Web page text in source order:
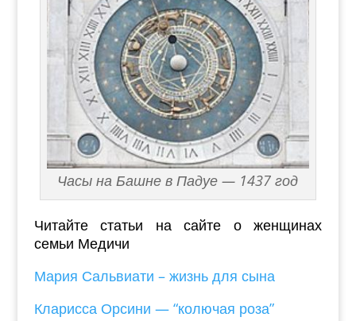
Часы на Башне в Падуе — 1437 год
Читайте статьи на сайте о женщинах
семьи Медичи
Мария Сальвиати – жизнь для сына
Кларисса Орсини — “колючая роза”